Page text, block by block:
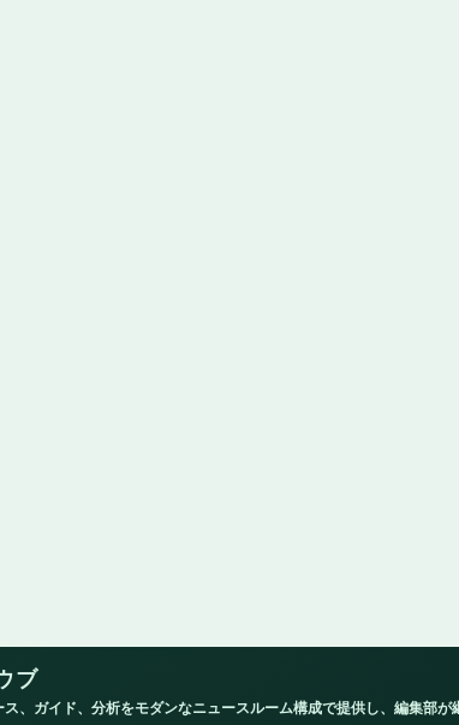
ブ
、ガイド、分析をモダンなニュースルーム構成で提供し、編集部が